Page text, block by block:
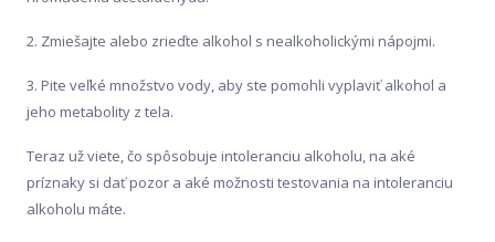
2. Zmiešajte alebo zrieďte alkohol s nealkoholickými nápojmi.
3. Pite veľké množstvo vody, aby ste pomohli vyplaviť alkohol a
jeho metabolity z tela.
Teraz už viete, čo spôsobuje intoleranciu alkoholu, na aké
príznaky si dať pozor a aké možnosti testovania na intoleranciu
alkoholu máte.